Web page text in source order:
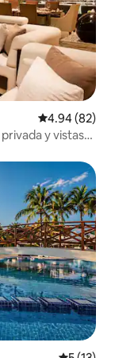
Calificación
4.94 (82)
y vistas